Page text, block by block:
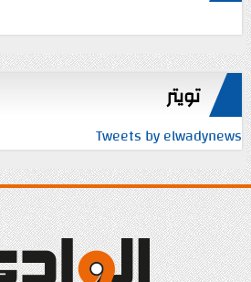
تويتر
Tweets by elwadynews